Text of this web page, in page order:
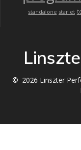
standalone starlet
© 2026 Linszter